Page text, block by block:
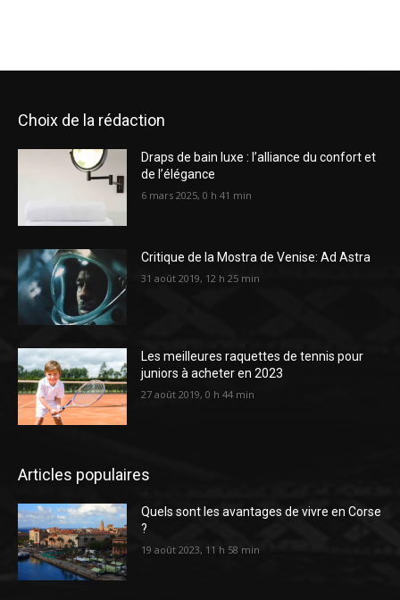
Choix de la rédaction
Draps de bain luxe : l’alliance du confort et
de l’élégance
6 mars 2025, 0 h 41 min
Critique de la Mostra de Venise: Ad Astra
31 août 2019, 12 h 25 min
Les meilleures raquettes de tennis pour
juniors à acheter en 2023
27 août 2019, 0 h 44 min
Articles populaires
Quels sont les avantages de vivre en Corse
?
19 août 2023, 11 h 58 min